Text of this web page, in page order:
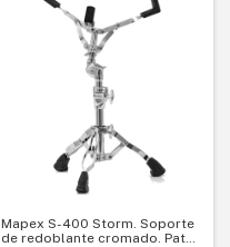
Mapex S-400 Storm. Soporte
de redoblante cromado. Patas